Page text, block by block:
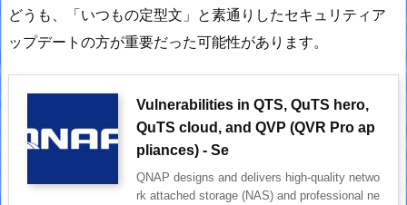
どうも、「いつもの定型文」と素通りしたセキュリティア
ップデートの方が重要だった可能性があります。
Vulnerabilities in QTS, QuTS hero,
QuTS cloud, and QVP (QVR Pro ap
pliances) - Se
QNAP designs and delivers high-quality netwo
rk attached storage (NAS) and professional ne